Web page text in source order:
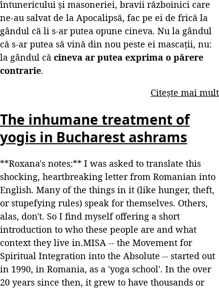
întunericului și masoneriei, bravii războinici care
ne-au salvat de la Apocalipsă, fac pe ei de frică la
gândul că li s-ar putea opune cineva. Nu la gândul
că s-ar putea să vină din nou peste ei mascații, nu:
la gândul că cineva ar putea exprima o părere
contrarie.
Citește mai mult
The inhumane treatment of
yogis in Bucharest ashrams
**Roxana's notes:** I was asked to translate this
shocking, heartbreaking letter from Romanian into
English. Many of the things in it (like hunger, theft,
or stupefying rules) speak for themselves. Others,
alas, don't. So I find myself offering a short
introduction to who these people are and what
context they live in.MISA -- the Movement for
Spiritual Integration into the Absolute -- started out
in 1990, in Romania, as a 'yoga school'. In the over
20 years since then, it grew to have thousands or